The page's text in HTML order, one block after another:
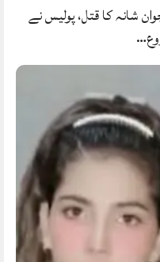
شانہ کا قتل، پولیس نے